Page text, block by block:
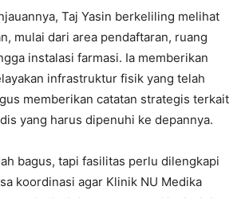
Taj Yasin berkeliling melihat
mulai dari area pendaftaran, ruang
instalasi farmasi. Ia memberikan
infrastruktur fisik yang telah
memberikan catatan strategis terkait
yang harus dipenuhi ke depannya.
bagus, tapi fasilitas perlu dilengkapi
koordinasi agar Klinik NU Medika